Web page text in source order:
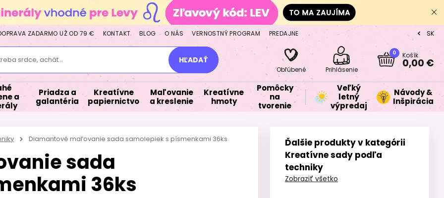
ZADARMO UŽ OD 79 € KONTAKT BLOG O NÁS VERNOSTNÝ PROGRAM PREDAJNE CZ
SK
srdce, achát... HĽADAŤ
Obľúbené Prihlásenie
0 Košík
0,00 €
a
Priadza a
galantéria
Kreatívne
papiernictvo
Maľovanie
a kreslenie
Kreatívne
hmoty
Pomôcky
na
tvorenie
Veľký
letný
výpredaj
Návody &
Inšpirácia
Diamantové maľovanie sada samolepiek s písmenkami 36ks
sada
36ks
Ďalšie produkty v kategórii
Kreatívne sady podľa
techniky
Zobraziť všetko